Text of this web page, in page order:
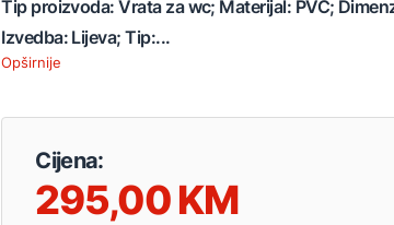
Tip proizvoda: Vrata za wc; Materijal: PVC;
Izvedba: Lijeva; Tip:...
Opširnije
Cijena:
295,00